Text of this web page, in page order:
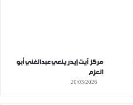
مركز آيت إيدر ينعي عبدالغني أبو
العزم
20/03/2026